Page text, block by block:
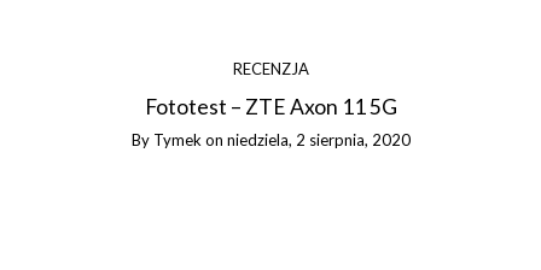
RECENZJA
Fototest – ZTE Axon 11 5G
By Tymek on niedziela, 2 sierpnia, 2020